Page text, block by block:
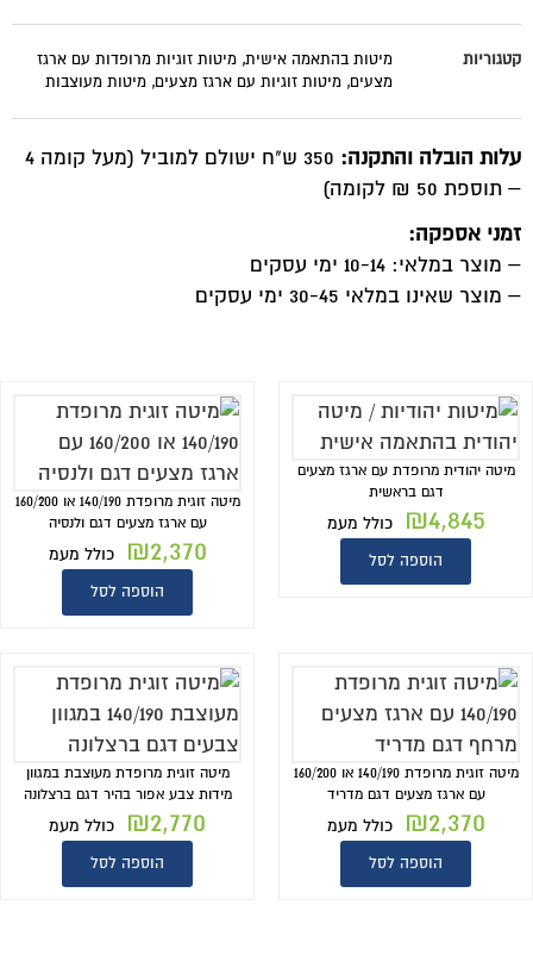
קטגוריות מיטות בהתאמה אישית, מיטות זוגיות מרופדות עם ארגז
מצעים, מיטות זוגיות עם ארגז מצעים, מיטות מעוצבות
עלות הובלה והתקנה:
350 ש"ח ישולם למוביל (מעל קומה 4
– תוספת 50 ₪ לקומה)
זמני אספקה:
– מוצר במלאי: 10-14 ימי עסקים
– מוצר שאינו במלאי 30-45 ימי עסקים
מיטה יהודית מרופדת עם ארגז מצעים
דגם בראשית
₪4,845 כולל מעמ
הוספה לסל
מיטה זוגית מרופדת 140/190 או 160/200
עם ארגז מצעים דגם ולנסיה
₪2,370 כולל מעמ
הוספה לסל
מיטה זוגית מרופדת 140/190 או 160/200
עם ארגז מצעים דגם מדריד
₪2,370 כולל מעמ
הוספה לסל
מיטה זוגית מרופדת מעוצבת במגוון
מידות צבע אפור בהיר דגם ברצלונה
₪2,770 כולל מעמ
הוספה לסל